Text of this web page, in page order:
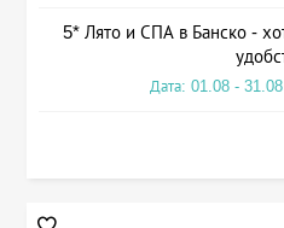
5* Лято и СПА в Банско -
Дата: 01.08 -